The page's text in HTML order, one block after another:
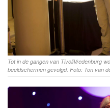
Tot in de gangen van TivoliVredenburg
beeldschermen gevolgd. Foto: Ton van